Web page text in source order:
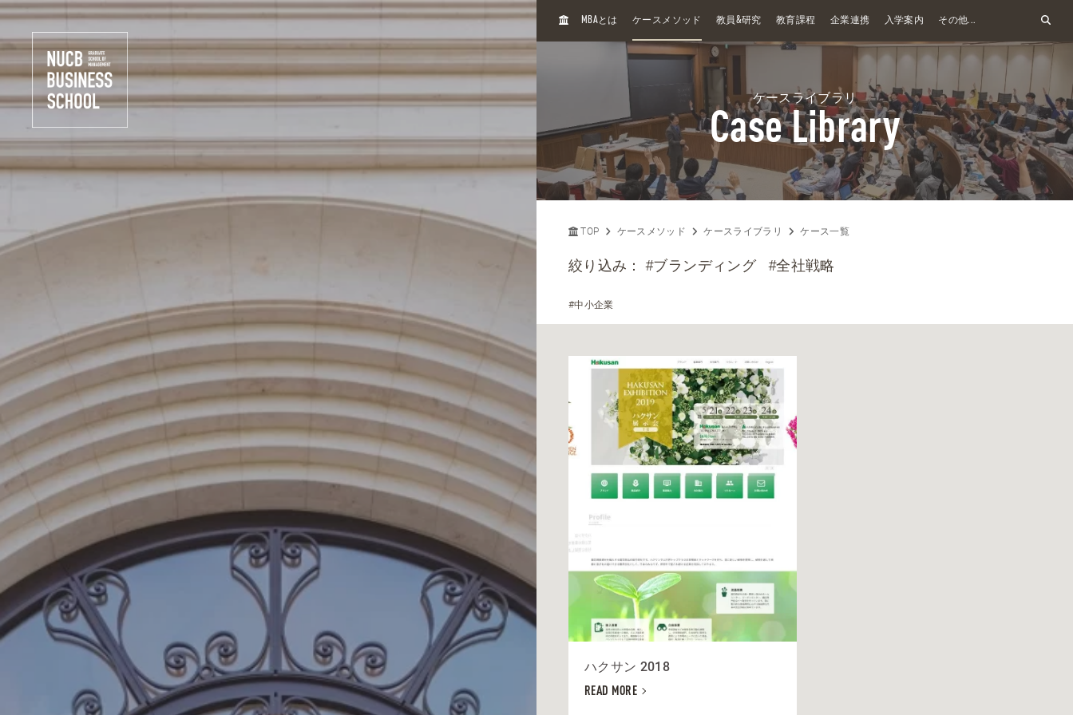
H
MBAとは ケースメソッド 教員&研究 教育課程 企業連携 入学案内 その他...
ケースライブラリ
Case Library
TOP ケースメソッド ケースライブラリ ケース一覧
絞り込み：#ブランディング #全社戦略
#中小企業
ハクサン 2018
READ MORE